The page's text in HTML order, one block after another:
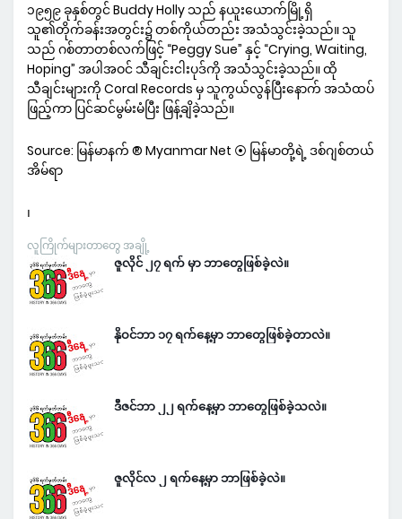
၁၉၅၉ ခုနှစ်တွင် Buddy Holly သည် နယူးယောက်မြို့ရှိ
သူ၏တိုက်ခန်းအတွင်း၌ တစ်ကိုယ်တည်း အသံသွင်းခဲ့သည်။ သူ
သည် ဂစ်တာတစ်လက်ဖြင့် “Peggy Sue” နှင့် “Crying, Waiting,
Hoping” အပါအဝင် သီချင်းငါးပုဒ်ကို အသံသွင်းခဲ့သည်။ ထို
သီချင်းများကို Coral Records မှ သူကွယ်လွန်ပြီးနောက် အသံထပ်
ဖြည့်ကာ ပြင်ဆင်မွမ်းမံပြီး ဖြန့်ချိခဲ့သည်။
Source: မြန်မာနက် ® Myanmar Net ⦿ မြန်မာတို့ရဲ့ ဒစ်ဂျစ်တယ်
အိမ်ရာ
၊
လူကြိုက်များတာတွေ အချို့
ဇူလိုင် ၂၇ ရက် မှာ ဘာတွေဖြစ်ခဲ့လဲ။
နိုဝင်ဘာ ၁၇ ရက်နေ့မှာ ဘာတွေဖြစ်ခဲ့တာလဲ။
ဒီဇင်ဘာ ၂၂ ရက်နေ့မှာ ဘာတွေဖြစ်ခဲ့သလဲ။
ဇူလိုင်လ ၂ ရက်နေ့မှာ ဘာဖြစ်ခဲ့လဲ။